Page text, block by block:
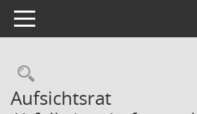
Toggle navigation
Rechercheauswahl
Aufsichtsrat